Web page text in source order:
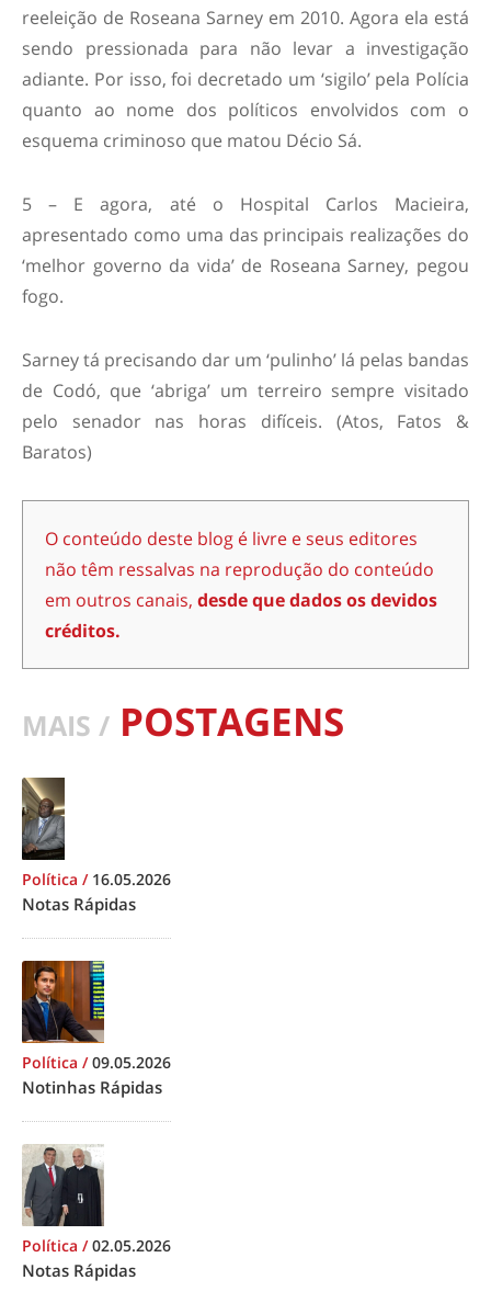
reeleição de Roseana Sarney em 2010. Agora ela está
sendo pressionada para não levar a investigação
adiante. Por isso, foi decretado um ‘sigilo’ pela Polícia
quanto ao nome dos políticos envolvidos com o
esquema criminoso que matou Décio Sá.
5 – E agora, até o Hospital Carlos Macieira,
apresentado como uma das principais realizações do
‘melhor governo da vida’ de Roseana Sarney, pegou
fogo.
Sarney tá precisando dar um ‘pulinho’ lá pelas bandas
de Codó, que ‘abriga’ um terreiro sempre visitado
pelo senador nas horas difíceis. (Atos, Fatos &
Baratos)
O conteúdo deste blog é livre e seus editores
não têm ressalvas na reprodução do conteúdo
em outros canais, desde que dados os devidos
créditos.
MAIS / POSTAGENS
Política / 16.05.2026
Notas Rápidas
Política /09.05.2026
Notinhas Rápidas
Política /02.05.2026
Notas Rápidas